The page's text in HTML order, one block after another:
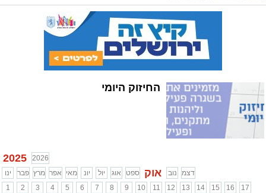
החיזוק היומי
2025
2026
ינו
פבר מרץ אפר מאי יונ יול אוג ספט אוק נוב
דצמ
1
2 3 4 5 6 7 8 9 10 11 12 13 14 15 16
17